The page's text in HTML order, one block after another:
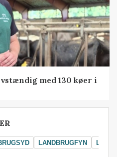
med 130 køer i
LANDBRUGFYN